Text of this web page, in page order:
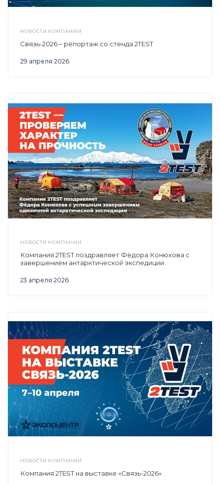
НОВОСТИ КОМПАНИИ
29 апреля 2026
Связь-2026 – репортаж со стенда 2TEST
НОВОСТИ КОМПАНИИ
23 апреля 2026
Компания 2TEST поздравляет Фёдора Конюхова с
завершением антарктической экспедиции
НОВОСТИ КОМПАНИИ
Компания 2TEST на выставке «Связь-2026»